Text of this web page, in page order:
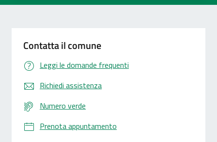
Contatta il comune
Leggi le domande frequenti
Richiedi assistenza
Numero verde
Prenota appuntamento